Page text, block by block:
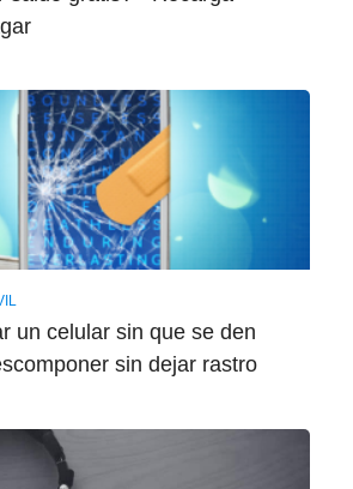
un celular sin que se den
sin dejar rastro